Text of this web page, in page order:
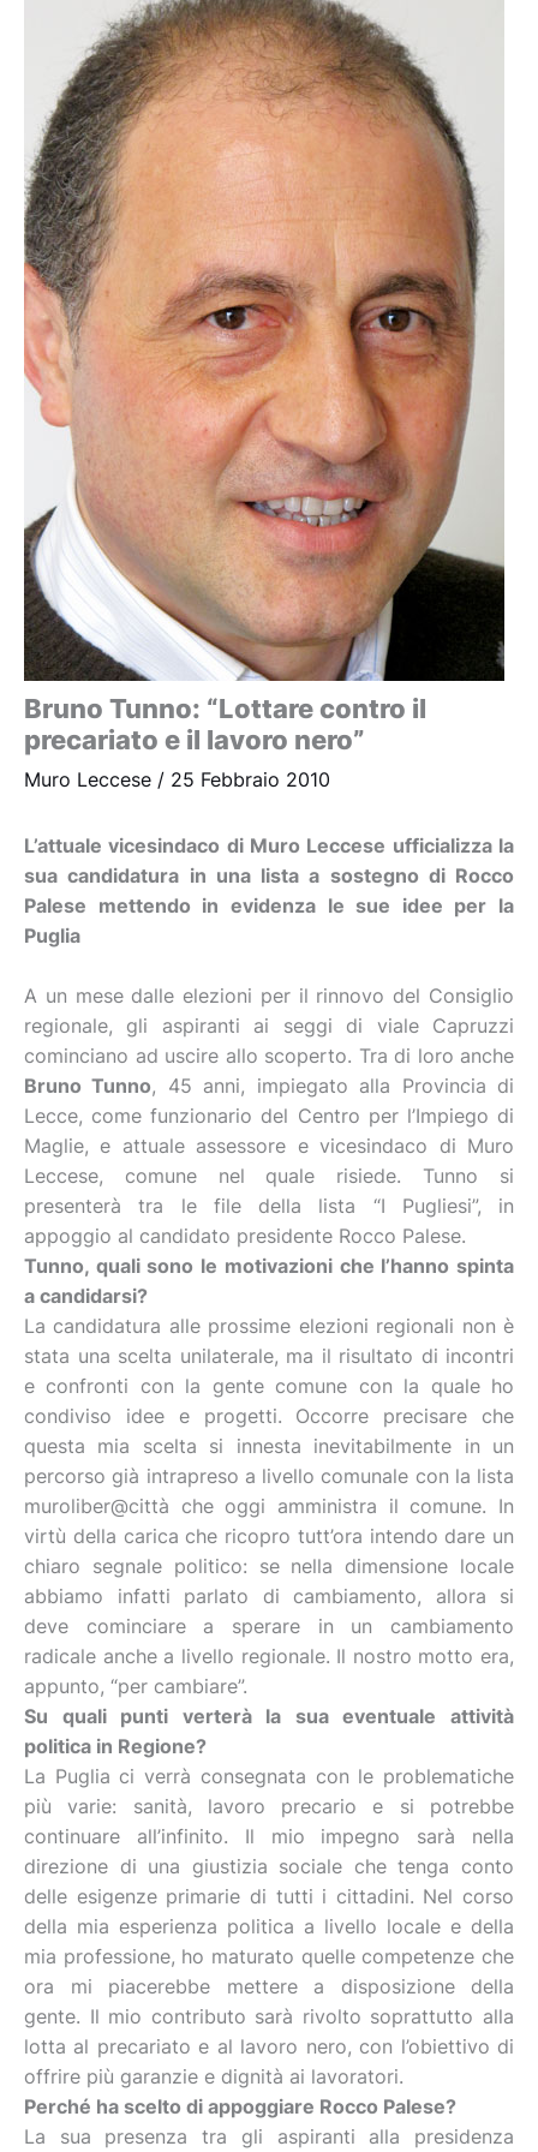
Bruno Tunno: “Lottare contro il
precariato e il lavoro nero”
Muro Leccese / 25 Febbraio 2010
L’attuale vicesindaco di Muro Leccese ufficializza la
sua candidatura in una lista a sostegno di Rocco
Palese mettendo in evidenza le sue idee per la
Puglia
A un mese dalle elezioni per il rinnovo del Consiglio
regionale, gli aspiranti ai seggi di viale Capruzzi
cominciano ad uscire allo scoperto. Tra di loro anche
Bruno Tunno, 45 anni, impiegato alla Provincia di
Lecce, come funzionario del Centro per l’Impiego di
Maglie, e attuale assessore e vicesindaco di Muro
Leccese, comune nel quale risiede. Tunno si
presenterà tra le file della lista “I Pugliesi”, in
appoggio al candidato presidente Rocco Palese.
Tunno, quali sono le motivazioni che l’hanno spinta
a candidarsi?
La candidatura alle prossime elezioni regionali non è
stata una scelta unilaterale, ma il risultato di incontri
e confronti con la gente comune con la quale ho
condiviso idee e progetti. Occorre precisare che
questa mia scelta si innesta inevitabilmente in un
percorso già intrapreso a livello comunale con la lista
muroliber@città che oggi amministra il comune. In
virtù della carica che ricopro tutt’ora intendo dare un
chiaro segnale politico: se nella dimensione locale
abbiamo infatti parlato di cambiamento, allora si
deve cominciare a sperare in un cambiamento
radicale anche a livello regionale. Il nostro motto era,
appunto, “per cambiare”.
Su quali punti verterà la sua eventuale attività
politica in Regione?
La Puglia ci verrà consegnata con le problematiche
più varie: sanità, lavoro precario e si potrebbe
continuare all’infinito. Il mio impegno sarà nella
direzione di una giustizia sociale che tenga conto
delle esigenze primarie di tutti i cittadini. Nel corso
della mia esperienza politica a livello locale e della
mia professione, ho maturato quelle competenze che
ora mi piacerebbe mettere a disposizione della
gente. Il mio contributo sarà rivolto soprattutto alla
lotta al precariato e al lavoro nero, con l’obiettivo di
offrire più garanzie e dignità ai lavoratori.
Perché ha scelto di appoggiare Rocco Palese?
La sua presenza tra gli aspiranti alla presidenza